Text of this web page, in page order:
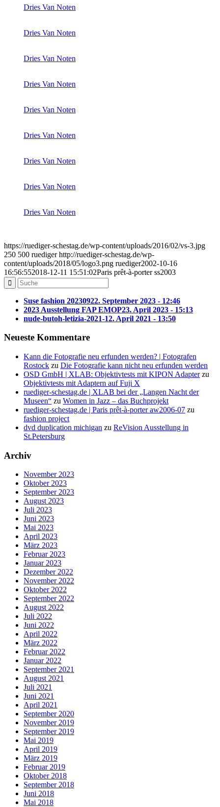
Dries Van Noten
Dries Van Noten
Dries Van Noten
Dries Van Noten
Dries Van Noten
Dries Van Noten
Dries Van Noten
Dries Van Noten
Dries Van Noten
https://ruediger-schestag.de/wp-content/uploads/2016/02/vs-3.jpg
250 500 ruediger http://ruediger-schestag.de/wp-
content/uploads/2018/05/logo3.png ruediger2002-10-16
16:56:552018-12-11 15:51:02Paris prêt-à-porter ss2003
Suse fashion 20230922. September 2023 - 12:46
2023 Ausstellung FAP EMOP23. April 2023 - 15:13
nude-butoh-letizia-2021-12. April 2021 - 13:50
Neueste Kommentare
Kann die Fotografie neu erfunden werden? | Fotografen
Rostock zu Die Fotografie kann nicht neu erfunden werden
OSD GmbH | XLAB: Objektivtests mit KIPON Adapterzu
Objektivtests mit Adaptern auf Fuji X
ruediger-schestag.de | XLAB bei der „Langen Nacht der
Museen“ zu Women in Jazz – das Buchprojekt
ruediger-schestag.de | Paris prêt-à-porter aw2006-07 zu
fashion project
dvd duplication michigan zu ReVision Ausstellung in
St.Petersburg
Archiv
November 2023
Oktober 2023
September 2023
August 2023
Juli 2023
Juni 2023
Mai 2023
April 2023
März 2023
Februar 2023
Januar 2023
Dezember 2022
November 2022
Oktober 2022
September 2022
August 2022
Juli 2022
Juni 2022
April 2022
März 2022
Februar 2022
Januar 2022
September 2021
August 2021
Juli 2021
Juni 2021
April 2021
September 2020
November 2019
September 2019
Mai 2019
April 2019
März 2019
Februar 2019
Oktober 2018
September 2018
Juni 2018
Mai 2018